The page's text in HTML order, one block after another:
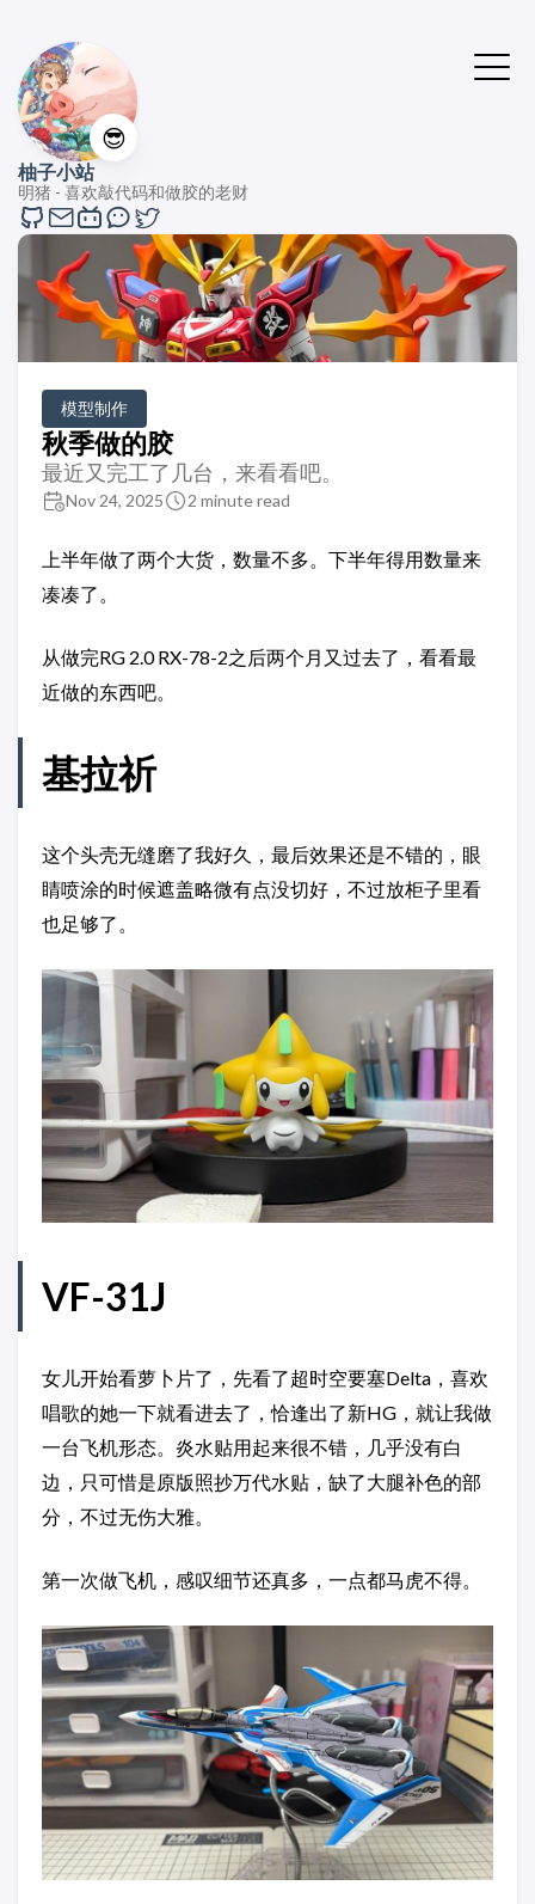
😎
柚子小站
明猪 - 喜欢敲代码和做胶的老财
模型制作
秋季做的胶
最近又完工了几台，来看看吧。
Nov 24, 2025 2 minute read
上半年做了两个大货，数量不多。下半年得用数量来
凑凑了。
从做完RG 2.0 RX-78-2之后两个月又过去了，看看最
近做的东西吧。
基拉祈
这个头壳无缝磨了我好久，最后效果还是不错的，眼
睛喷涂的时候遮盖略微有点没切好，不过放柜子里看
也足够了。
VF-31J
女儿开始看萝卜片了，先看了超时空要塞Delta，喜欢
唱歌的她一下就看进去了，恰逢出了新HG，就让我做
一台飞机形态。炎水贴用起来很不错，几乎没有白
边，只可惜是原版照抄万代水贴，缺了大腿补色的部
分，不过无伤大雅。
第一次做飞机，感叹细节还真多，一点都马虎不得。